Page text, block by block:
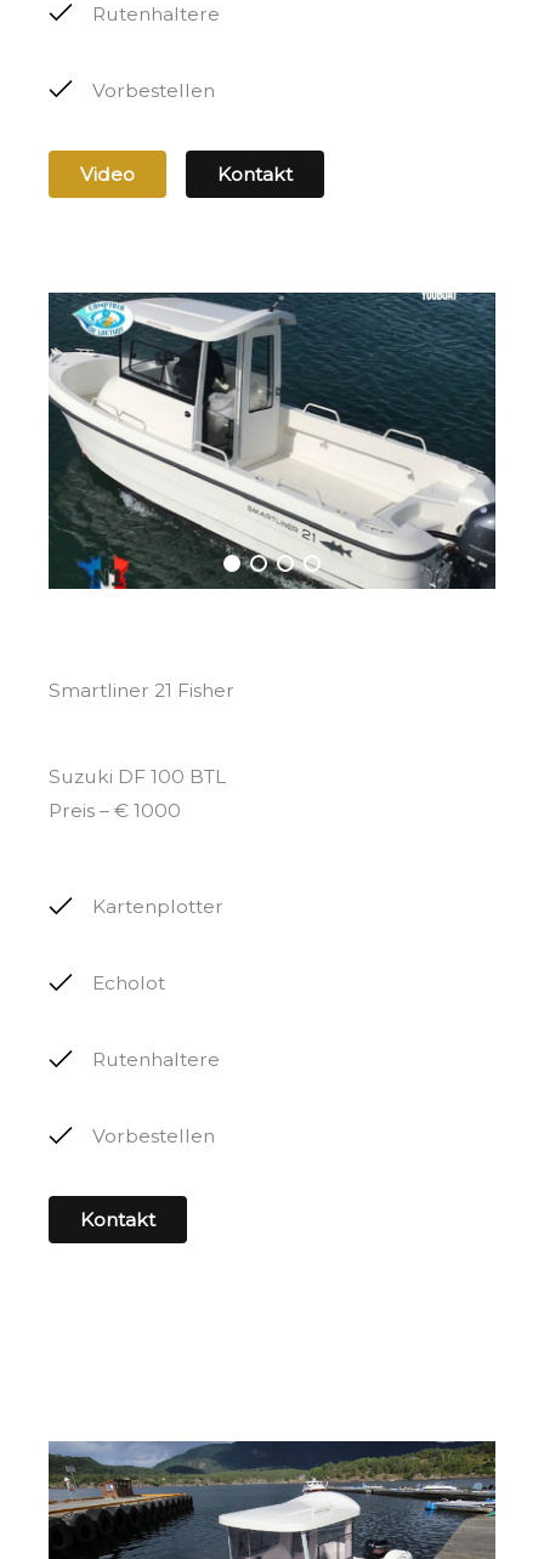
Rutenhaltere
Vorbestellen
Video Kontakt
Smartliner 21 Fisher
Suzuki DF 100 BTL
Preis – € 1000
Kartenplotter
Echolot
Rutenhaltere
Vorbestellen
Kontakt